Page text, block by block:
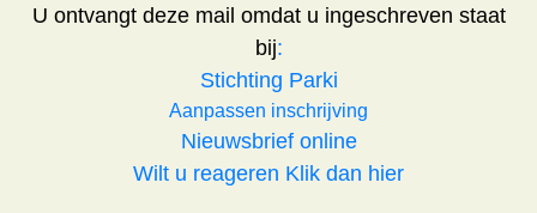
U ontvangt deze mail omdat u ingeschreven staat
bij:
Stichting Parki
Aanpassen inschrijving
Nieuwsbrief online
Wilt u reageren Klik dan hier